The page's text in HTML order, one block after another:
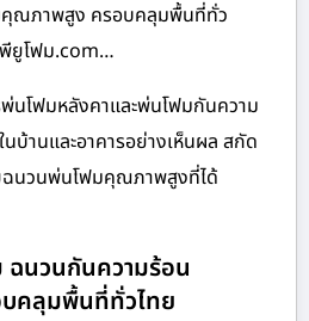
ณภาพสูง ครอบคลุมพื้นที่ทั่ว
ยูโฟม.com…
นโฟมหลังคาและพ่นโฟมกันความ
านและอาคารอย่างเห็นผล สกัด
นวนพ่นโฟมคุณภาพสูงที่ได้
ฉนวนกันความร้อน
บคลุมพื้นที่ทั่วไทย